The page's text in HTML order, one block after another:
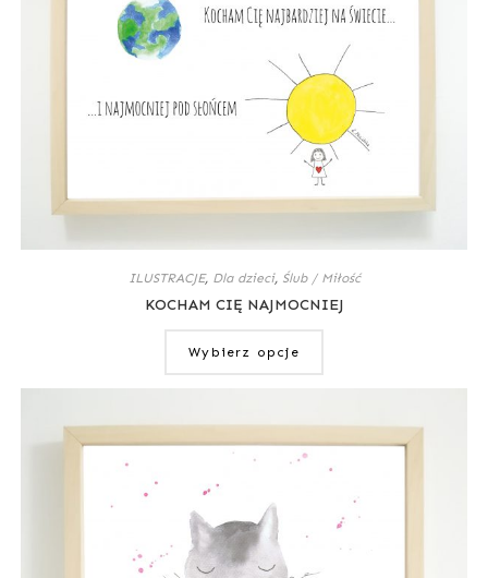
ILUSTRACJE, Dla dzieci, Ślub / Miłość
KOCHAM CIĘ NAJMOCNIEJ
Wybierz opcje